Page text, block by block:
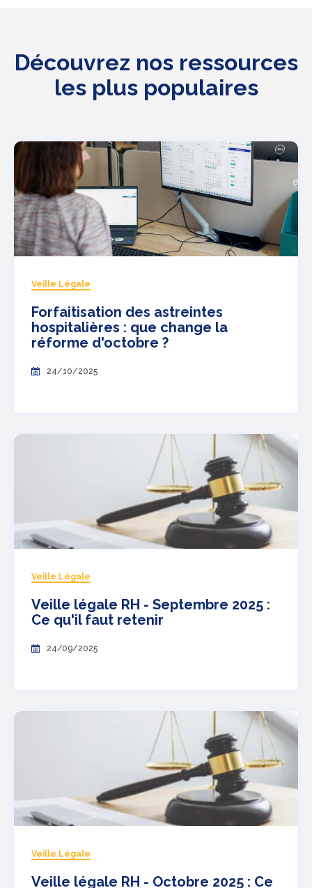
Découvrez nos ressources
les plus populaires
Veille Légale
Forfaitisation des astreintes
hospitalières : que change la
réforme d'octobre ?
24/10/2025
Veille Légale
Veille légale RH - Septembre 2025 :
Ce qu'il faut retenir
24/09/2025
Veille Légale
Veille légale RH - Octobre 2025 : Ce